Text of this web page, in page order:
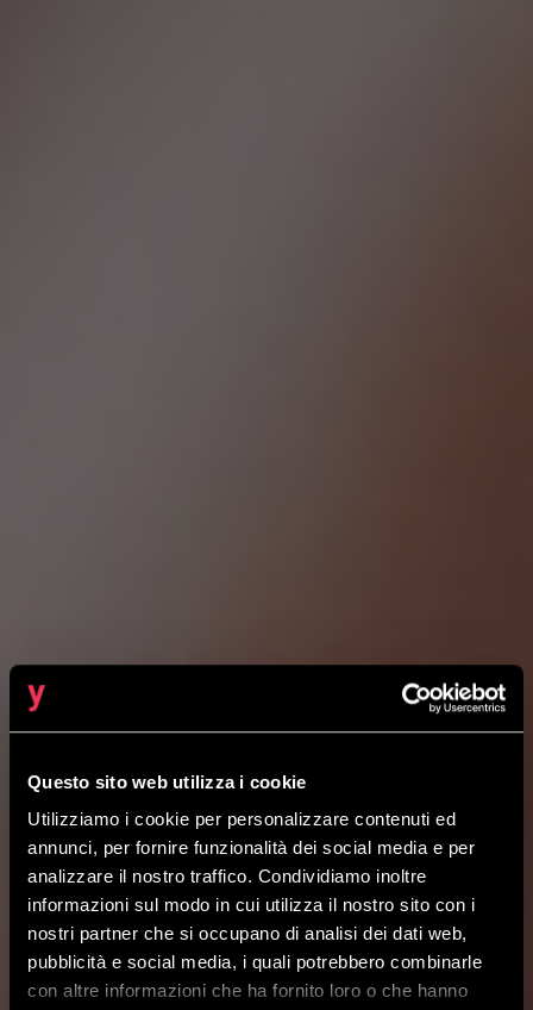
Questo sito web utilizza i cookie
Utilizziamo i cookie per personalizzare contenuti ed
annunci, per fornire funzionalità dei social media e per
analizzare il nostro traffico. Condividiamo inoltre
informazioni sul modo in cui utilizza il nostro sito con i
nostri partner che si occupano di analisi dei dati web,
pubblicità e social media, i quali potrebbero combinarle
con altre informazioni che ha fornito loro o che hanno
CYBERSECURITY